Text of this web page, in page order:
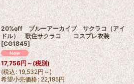
20%off ブルーアーカイブ サクラコ（アイ
ドル） 歌住サクラコ コスプレ衣装
[CG1845]
17,756円～(税別)
(税込: 19,532円～)
希望小売価格: 22,195円